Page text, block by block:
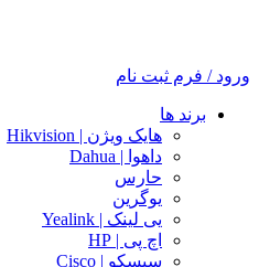
ورود / فرم ثبت نام
برند ها
هایک ویژن | Hikvision
داهوا | Dahua
حارس
یوگرین
یی لینک | Yealink
اچ پی | HP
سیسکو | Cisco